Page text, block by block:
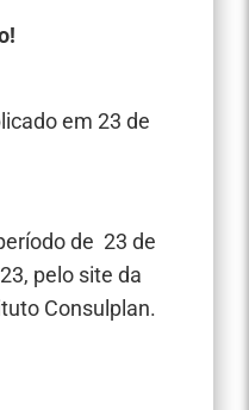
em 23 de
de 23 de
pelo site da
Consulplan.